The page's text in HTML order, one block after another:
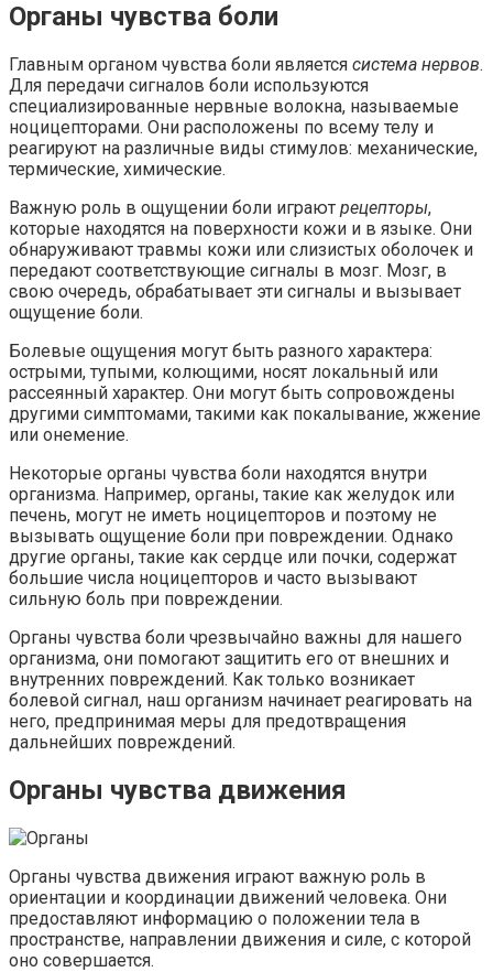
Органы чувства боли
Главным органом чувства боли является система нервов.
Для передачи сигналов боли используются
специализированные нервные волокна, называемые
ноцицепторами. Они расположены по всему телу и
реагируют на различные виды стимулов: механические,
термические, химические.
Важную роль в ощущении боли играют рецепторы,
которые находятся на поверхности кожи и в языке. Они
обнаруживают травмы кожи или слизистых оболочек и
передают соответствующие сигналы в мозг. Мозг, в
свою очередь, обрабатывает эти сигналы и вызывает
ощущение боли.
Болевые ощущения могут быть разного характера:
острыми, тупыми, колющими, носят локальный или
рассеянный характер. Они могут быть сопровождены
другими симптомами, такими как покалывание, жжение
или онемение.
Некоторые органы чувства боли находятся внутри
организма. Например, органы, такие как желудок или
печень, могут не иметь ноцицепторов и поэтому не
вызывать ощущение боли при повреждении. Однако
другие органы, такие как сердце или почки, содержат
большие числа ноцицепторов и часто вызывают
сильную боль при повреждении.
Органы чувства боли чрезвычайно важны для нашего
организма, они помогают защитить его от внешних и
внутренних повреждений. Как только возникает
болевой сигнал, наш организм начинает реагировать на
него, предпринимая меры для предотвращения
дальнейших повреждений.
Органы чувства движения
Органы чувства движения играют важную роль в
ориентации и координации движений человека. Они
предоставляют информацию о положении тела в
пространстве, направлении движения и силе, с которой
оно совершается.